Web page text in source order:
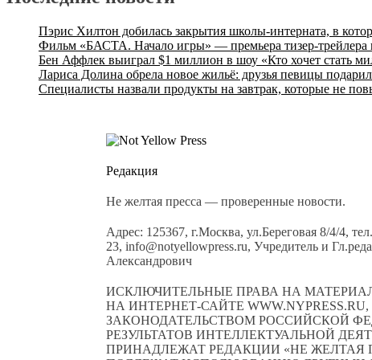
Пэрис Хилтон добилась закрытия школы-интерната, в
Фильм «БАСТА. Начало игры» — премьера тизер-трейлера
Бен Аффлек выиграл $1 миллион в шоу «Кто хочет стать
Лариса Долина обрела новое жильё: друзья певицы
Специалисты назвали продукты на завтрак, которые не
Редакция
Не желтая пресса — проверенные новости.
Адрес: 125367, г.Москва, ул.Береговая 8/4/4,
23, info@notyellowpress.ru, Учредитель и
Александрович
ИСКЛЮЧИТЕЛЬНЫЕ ПРАВА НА
НА ИНТЕРНЕТ-САЙТЕ
ЗАКОНОДАТЕЛЬСТВОМ РОССИЙСКОЙ
РЕЗУЛЬТАТОВ ИНТЕЛЛЕКТУАЛЬНОЙ
ПРИНАДЛЕЖАТ РЕДАКЦИИ «НЕ ЖЕЛТАЯ